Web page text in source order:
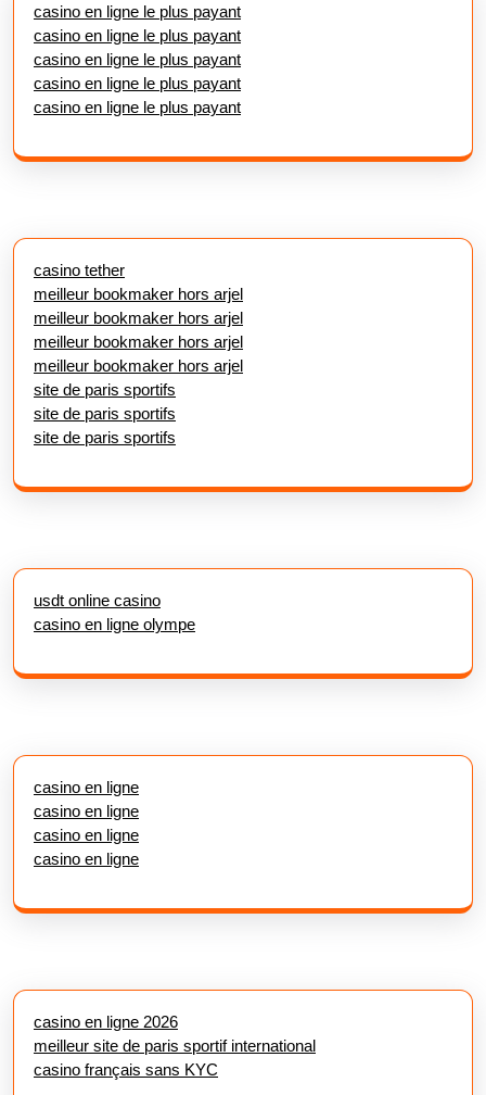
casino en ligne le plus payant
casino en ligne le plus payant
casino en ligne le plus payant
casino en ligne le plus payant
casino en ligne le plus payant
casino tether
meilleur bookmaker hors arjel
meilleur bookmaker hors arjel
meilleur bookmaker hors arjel
meilleur bookmaker hors arjel
site de paris sportifs
site de paris sportifs
site de paris sportifs
usdt online casino
casino en ligne olympe
casino en ligne
casino en ligne
casino en ligne
casino en ligne
casino en ligne 2026
meilleur site de paris sportif international
casino français sans KYC